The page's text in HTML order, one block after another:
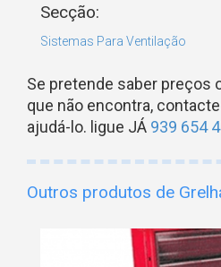
Secção:
Sistemas Para Ventilação
Se pretende saber preços
que não encontra,
ajudá-lo. ligue JÁ 939 654
Outros produtos de